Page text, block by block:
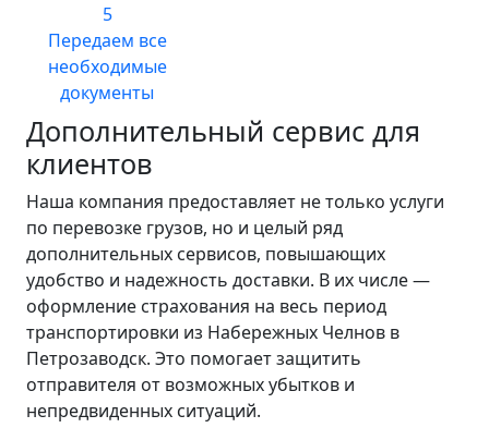
5
Передаем все
необходимые
документы
Дополнительный сервис для
клиентов
Наша компания предоставляет не только услуги
по перевозке грузов, но и целый ряд
дополнительных сервисов, повышающих
удобство и надежность доставки. В их числе —
оформление страхования на весь период
транспортировки из Набережных Челнов в
Петрозаводск. Это помогает защитить
отправителя от возможных убытков и
непредвиденных ситуаций.